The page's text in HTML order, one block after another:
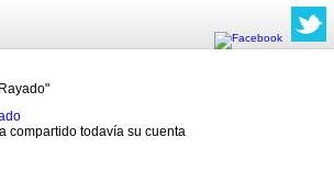
compartido todavía su cuenta